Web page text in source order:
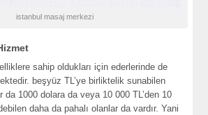
istanbul masaj merkezi
sahip oldukları için ederlerinde de
beşyüz TL’ye birliktelik sunabilen
da 1000 dolara da veya 10 000 TL’den 10
daha da pahalı olanlar da vardır. Yani